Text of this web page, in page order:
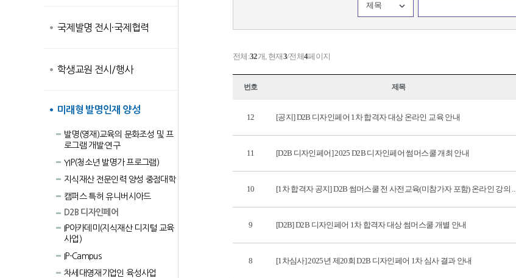
국제발명 전시·국제협력
학생교원 전시/행사
미래형 발명인재 양성
발명(영재)교육의 문화조성 및 프
로그램 개발·연구
YIP(청소년 발명가 프로그램)
지식재산 전문인력 양성 중점대학
캠퍼스 특허 유니버시아드
D2B 디자인페어
IP아카데미(지식재산 디지털 교육
사업)
IP-Campus
차세대영재기업인 육성사업
제목
전체:32개, 현재3/전체4페이지
번호 제목
12 [공지] D2B 디자인페어 1차 합격자 대상 온라인 교육 안내
11 [D2B 디자인페어] 2025 D2B 디자인페어 썸머스쿨 개최 안내
10 [1차 합격자 공지] D2B 썸머스쿨 전 사전교육(미참가자 포함) 온라인 강의 ..
9 [D2B] D2B 디자인페어 1차 합격자 대상 썸머스쿨 개별 안내
8 [1차심사] 2025년 제20회 D2B 디자인페어 1차 심사 결과 안내